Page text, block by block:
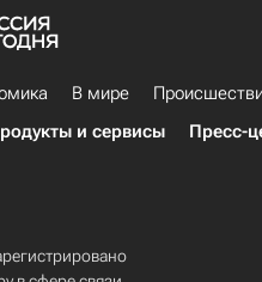
В мире
и сервисы Пресс-